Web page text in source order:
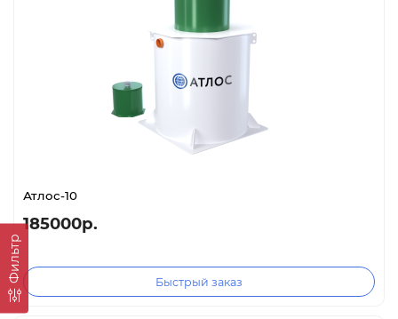
Фильтр
Атлос-10
185000р.
Быстрый заказ